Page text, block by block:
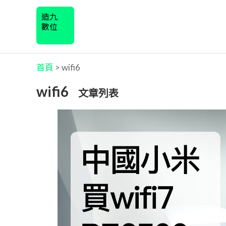
造九
數位
首頁 >wifi6
wifi6 文章列表